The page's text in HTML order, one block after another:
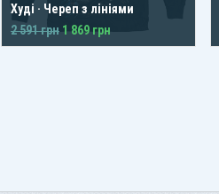
Худі · Череп з лініями
2 591 грн 1 869 грн